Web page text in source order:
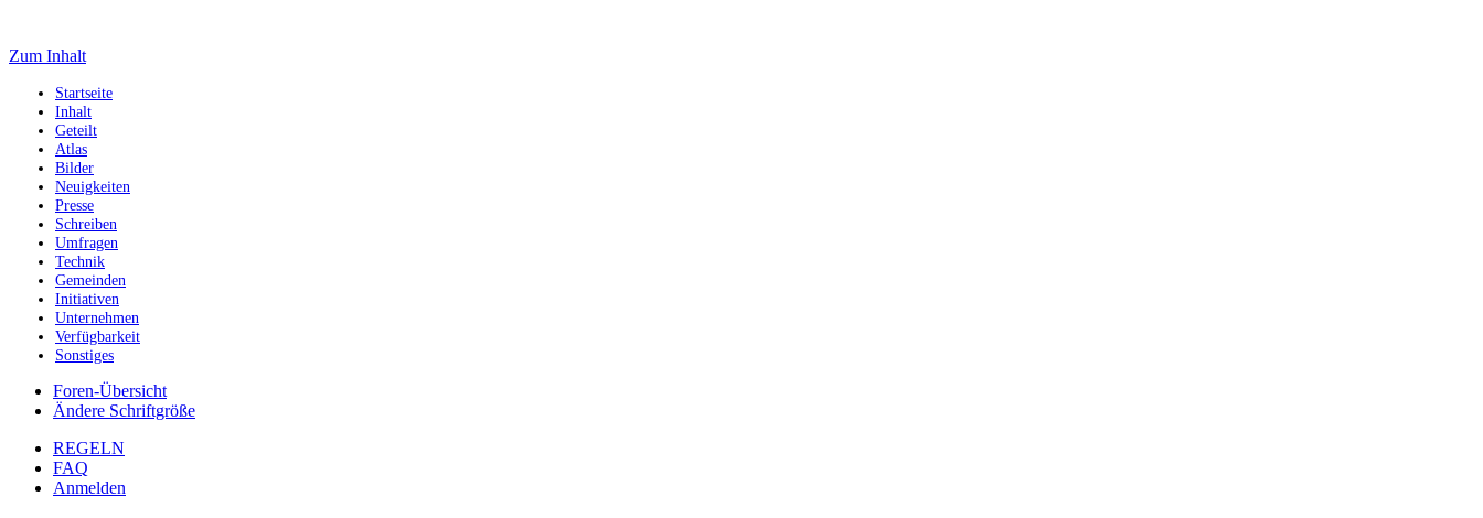
Zum Inhalt
Startseite
Inhalt
Geteilt
Atlas
Bilder
Neuigkeiten
Presse
Schreiben
Umfragen
Technik
Gemeinden
Initiativen
Unternehmen
Verfügbarkeit
Sonstiges
Foren-Übersicht
Ändere Schriftgröße
REGELN
FAQ
Anmelden